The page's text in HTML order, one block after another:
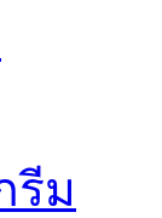
รีม